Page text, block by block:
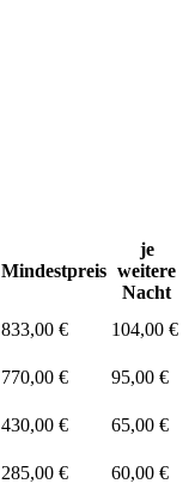
Mindestpreis
je
weitere
Nacht
833,00 €
104,00 €
770,00 €
95,00 €
430,00 €
65,00 €
285,00 €
60,00 €